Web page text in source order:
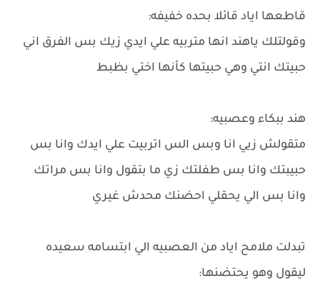
قاطعها اياد قائلا بحده خفيفه:
وقولتلك ياهند انها متربيه علي ايدي زيك بس الفرق اني
حبيتك انتي وهي حبيتها كأنها اختي بظبط
هند ببكاء وعصبيه:
متقولش زيي انا وبس الس اتربيت علي ايدك وانا بس
حبيبتك وانا بس طفلتك زي ما بتقول وانا بس مراتك
وانا بس الي يحقلي احضنك محدش غيري
تبدلت ملامح اياد من العصبيه الي ابتسامه سعيده
ليقول وهو يحتضنها: